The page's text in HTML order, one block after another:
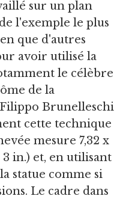
sur un plan
l'exemple le plus
que d'autres
avoir utilisé la
le célèbre
de la
Brunelleschi
cette technique
mesure 7,32 x
3 in.) et, en utilisant
statue comme si
Le cadre dans